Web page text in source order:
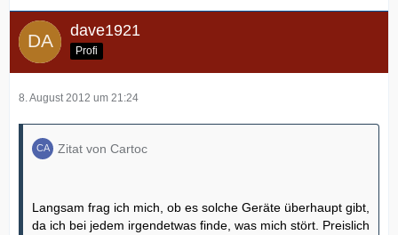
dave1921
Profi
8. August 2012 um 21:24
Zitat von Cartoc
Langsam frag ich mich, ob es solche Geräte überhaupt gibt,
da ich bei jedem irgendetwas finde, was mich stört. Preislich